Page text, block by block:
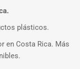
plásticos.
en Costa Rica. Más